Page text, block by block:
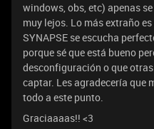
windows, obs, etc) apenas
muy lejos. Lo más extraño
SYNAPSE se escucha
porque sé que está bueno
desconfiguración o que
captar. Les agradecería que
todo a este punto.
Graciaaaas!! <3